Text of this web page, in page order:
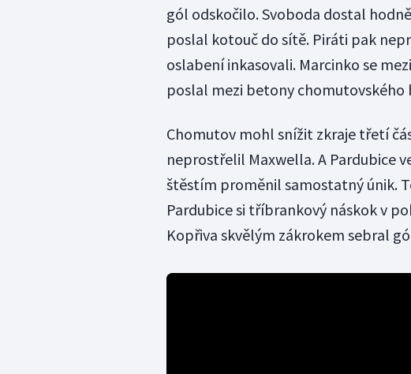
gól odskočilo. Svoboda dostal
poslal kotouč do sítě. Piráti pak
oslabení inkasovali. Marcinko se
poslal mezi betony chomutovského
Chomutov mohl snížit zkraje třetí
neprostřelil Maxwella. A Pardubice
štěstím proměnil samostatný únik.
Pardubice si tříbrankový náskok v
Kopřiva skvělým zákrokem sebral